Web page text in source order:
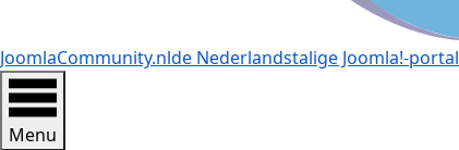
JoomlaCommunity.nlde Nederlandstalige Joomla!-portal
Menu